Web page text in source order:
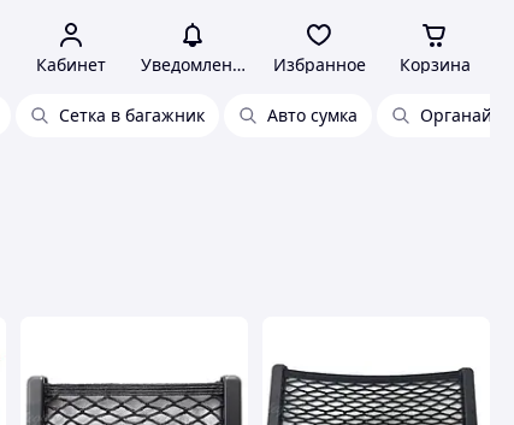
Кабинет Уведомления Избранное Корзина
Сетка в багажник Авто сумка